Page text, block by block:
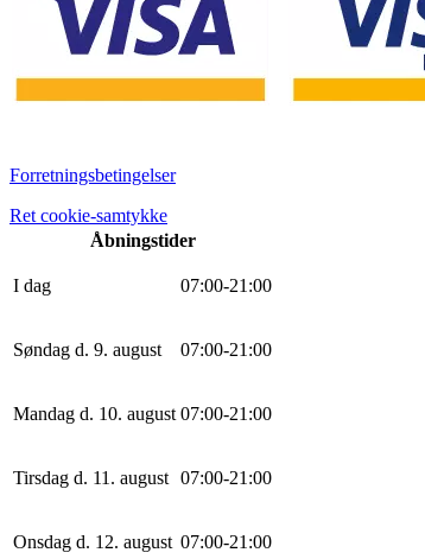
Forretningsbetingelser
Ret cookie-samtykke
Åbningstider
I dag 07:00-21 :00
Søndag d. 9. august 07:00-21 :00
Mandag d. 10. august 07:00-21 :00
Tirsdag d. 11. august 07:00-21 :00
Onsdag d. 12. august 07:00-21 :00